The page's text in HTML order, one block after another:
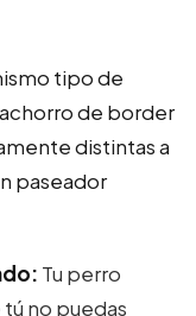
tipo de
de border
distintas a
paseador
Tu perro
no puedas